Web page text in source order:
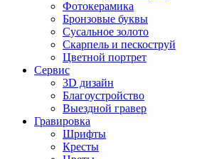
Фотокерамика
Бронзовые буквы
Сусальное золото
Скарпель и пескоструй
Цветной портрет
Сервис
3D дизайн
Благоустройство
Выездной гравер
Гравировка
Шрифты
Кресты